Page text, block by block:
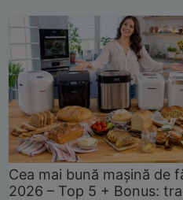
Cea mai bună mașină de
2026 – Top 5 + Bonus: